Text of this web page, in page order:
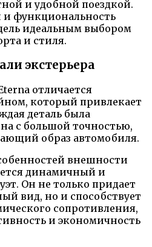
и удобной поездкой.
функциональность
идеальным выбором
и стиля.
экстерьера
отличается
который привлекает
деталь была
с большой точностью,
образ автомобиля.
внешности
динамичный и
Он не только придает
вид, но и способствует
сопротивления,
и экономичность